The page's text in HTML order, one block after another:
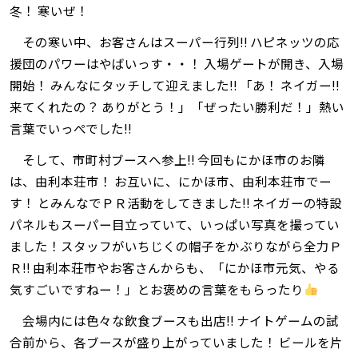
冬！ 寒いぜ！
その寒い中、お客さんはスーパー行列‼ ハピネッツの応
援団のパワーはやばいっす・・！ 入場ゲートが開き、入場
開始！ みんなにタッチして迎えました‼ 「あ！ ネイガー‼
来てくれたの？ ありがとう！」「ぜったい勝利だ！」熱い
言葉でいっぺでした‼
そして、市町村ブースへ参上‼ 今回もにかほ市のお隣
は、由利本荘市！ お互いに、にかほ市、由利本荘市でー
す！ とみんなでＰＲ活動をしてきました‼ ネイガーの特設
パネルもスーパー目立っていて、いっぱい写真を撮ってい
ました！スタッフがいちじくの帽子をかぶりながら全力Ｐ
Ｒ‼ 由利本荘市やお客さんからも、「にかほ市元気、やる
気すごいですねー！」とお褒めの言葉をもらったり
会場内には色々な飲食ブースも出店‼ ナイトゲームの試
合前から、各ブースが盛り上がっていました！ ビールを片